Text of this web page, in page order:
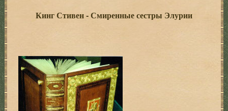
Кинг Стивен - Смиренные сестры Элурии